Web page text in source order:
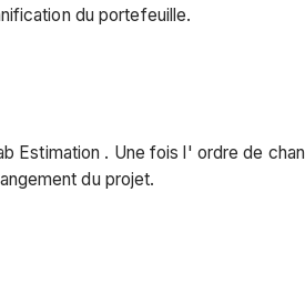
du portefeuille.
Estimation . Une fois l' ordre de
du projet.